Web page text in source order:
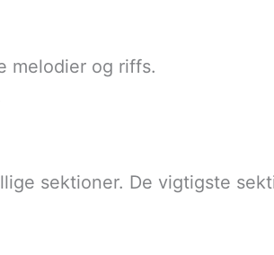
melodier og riffs.
sektioner. De vigtigste